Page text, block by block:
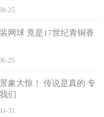
25
网球 竟是17世纪青铜香
25
象大惊！ 传说是真的 专
们
31